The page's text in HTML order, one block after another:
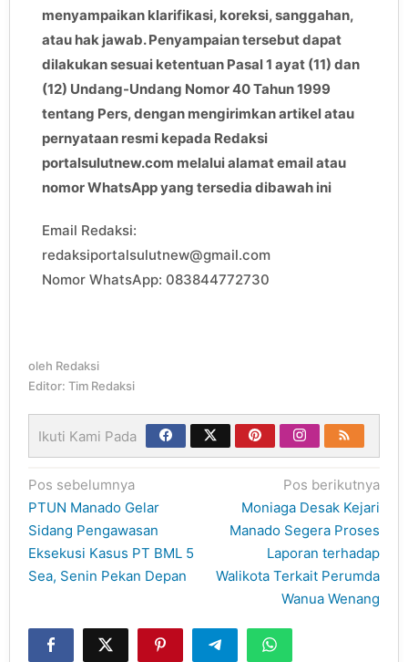
menyampaikan klarifikasi, koreksi, sanggahan,
atau hak jawab. Penyampaian tersebut dapat
dilakukan sesuai ketentuan Pasal 1 ayat (11) dan
(12) Undang-Undang Nomor 40 Tahun 1999
tentang Pers, dengan mengirimkan artikel atau
pernyataan resmi kepada Redaksi
portalsulutnew.com melalui alamat email atau
nomor WhatsApp yang tersedia dibawah ini
Email Redaksi:
redaksiportalsulutnew@gmail.com
Nomor WhatsApp: 083844772730
oleh Redaksi
Editor: Tim Redaksi
Ikuti Kami Pada
Navigasi
pos
Pos sebelumnya
PTUN Manado Gelar
Sidang Pengawasan
Eksekusi Kasus PT BML 5
Sea, Senin Pekan Depan
Pos berikutnya
Moniaga Desak Kejari
Manado Segera Proses
Laporan terhadap
Walikota Terkait Perumda
Wanua Wenang